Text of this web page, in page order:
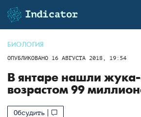
БИОЛОГИЯ
ОПУБЛИКОВАНО 16 АВГУСТА 2018, 19:54
В янтаре нашли
возрастом 99
Обсудить